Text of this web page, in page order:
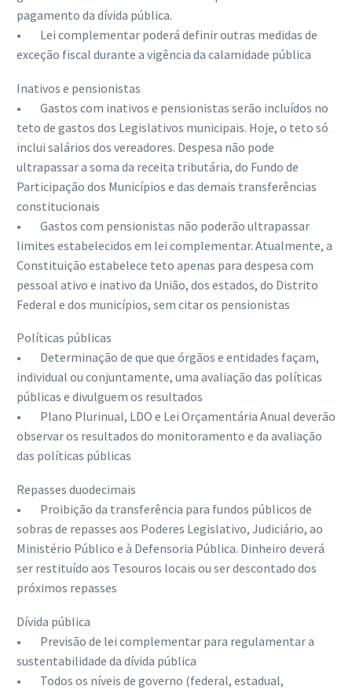
pagamento da dívida pública.
• Lei complementar poderá definir outras medidas de
exceção fiscal durante a vigência da calamidade pública
Inativos e pensionistas
• Gastos com inativos e pensionistas serão incluídos no
teto de gastos dos Legislativos municipais. Hoje, o teto só
inclui salários dos vereadores. Despesa não pode
ultrapassar a soma da receita tributária, do Fundo de
Participação dos Municípios e das demais transferências
constitucionais
• Gastos com pensionistas não poderão ultrapassar
limites estabelecidos em lei complementar. Atualmente, a
Constituição estabelece teto apenas para despesa com
pessoal ativo e inativo da União, dos estados, do Distrito
Federal e dos municípios, sem citar os pensionistas
Políticas públicas
• Determinação de que que órgãos e entidades façam,
individual ou conjuntamente, uma avaliação das políticas
públicas e divulguem os resultados
• Plano Plurinual, LDO e Lei Orçamentária Anual deverão
observar os resultados do monitoramento e da avaliação
das políticas públicas
Repasses duodecimais
• Proibição da transferência para fundos públicos de
sobras de repasses aos Poderes Legislativo, Judiciário, ao
Ministério Público e à Defensoria Pública. Dinheiro deverá
ser restituído aos Tesouros locais ou ser descontado dos
próximos repasses
Dívida pública
• Previsão de lei complementar para regulamentar a
sustentabilidade da dívida pública
• Todos os níveis de governo (federal, estadual,